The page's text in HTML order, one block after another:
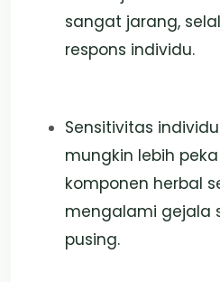
sangat jarang,
respons individu.
Sensitivitas
mungkin lebih
komponen herbal
mengalami gejala
pusing.